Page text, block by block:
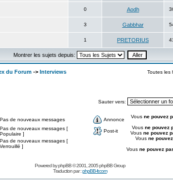
0 Aodh
3 Gabbhar
1 PRETORIUS
Montrer les sujets depuis:
du Forum -> Interviews Toutes les
Sauter vers:
Pas de nouveaux messages
Annonce
Pas de nouveaux messages [
Populaire ]
Post-it
Pas de nouveaux messages [
Verrouillé ]
Vous ne pouvez
Vous ne pouvez
Vous ne pouvez
Vous ne
Vous ne pouvez
Powered byphpBB© 2001, 2005 phpBB Group
Traduction par :phpBB-fr.com